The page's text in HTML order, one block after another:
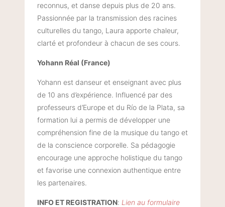
reconnus, et danse depuis plus de 20 ans.
Passionnée par la transmission des racines
culturelles du tango, Laura apporte chaleur,
clarté et profondeur à chacun de ses cours.
Yohann Réal (France)
Yohann est danseur et enseignant avec plus
de 10 ans d’expérience. Influencé par des
professeurs d’Europe et du Río de la Plata, sa
formation lui a permis de développer une
compréhension fine de la musique du tango et
de la conscience corporelle. Sa pédagogie
encourage une approche holistique du tango
et favorise une connexion authentique entre
les partenaires.
INFO ET REGISTRATION: Lien au formulaire